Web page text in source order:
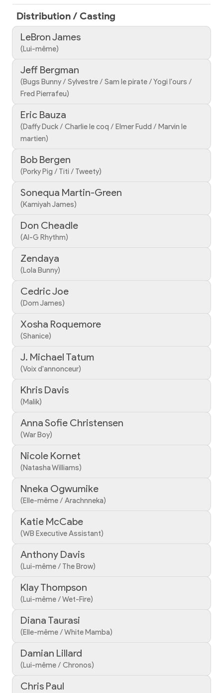
Distribution / Casting
LeBron James
(Lui-même)
Jeff Bergman
(Bugs Bunny / Sylvestre / Sam le pirate / Yogi l'ours /
Fred Pierrafeu)
Eric Bauza
(Daffy Duck / Charlie le coq / Elmer Fudd / Marvin le
martien)
Bob Bergen
(Porky Pig / Titi / Tweety)
Sonequa Martin-Green
(Kamiyah James)
Don Cheadle
(AI-G Rhythm)
Zendaya
(Lola Bunny)
Cedric Joe
(Dom James)
Xosha Roquemore
(Shanice)
J. Michael Tatum
(Voix d'annonceur)
Khris Davis
(Malik)
Anna Sofie Christensen
(War Boy)
Nicole Kornet
(Natasha Williams)
Nneka Ogwumike
(Elle-même / Arachnneka)
Katie McCabe
(WB Executive Assistant)
Anthony Davis
(Lui-même / The Brow)
Klay Thompson
(Lui-même / Wet-Fire)
Diana Taurasi
(Elle-même / White Mamba)
Damian Lillard
(Lui-même / Chronos)
Chris Paul